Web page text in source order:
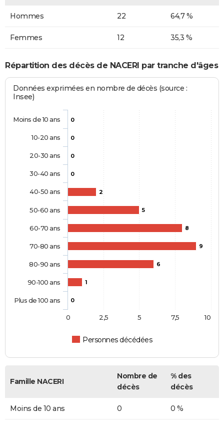
Hommes 22 64,7 %
Femmes 12 35,3 %
Répartition des décès de NACERI par tranche d'âges
Données exprimées en nombre de décès (source :
Insee)
0
0
0
0
2
5
8
9
6
1
0
Personnes décédées
Moins de 10 ans
10-20 ans
20-30 ans
30-40 ans
40-50 ans
50-60 ans
60-70 ans
70-80 ans
80-90 ans
90-100 ans
Plus de 100 ans
0 10
2,5 5 7,5
Famille NACERI
Nombre de
décès
% des
décès
Moins de 10 ans 0 0 %